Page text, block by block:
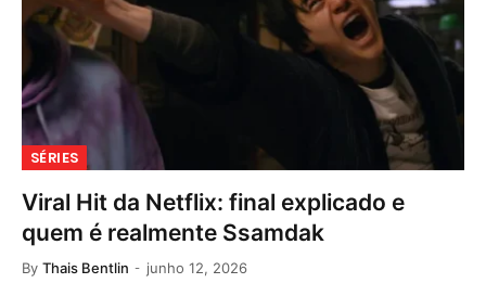
SÉRIES
Viral Hit da Netflix: final explicado e
quem é realmente Ssamdak
By Thais Bentlin junho 12, 2026